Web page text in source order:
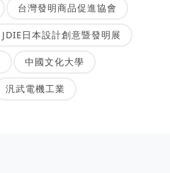
台灣發明商品促進協會
JDIE日本設計創意暨發明展
中國文化大學
汎武電機工業